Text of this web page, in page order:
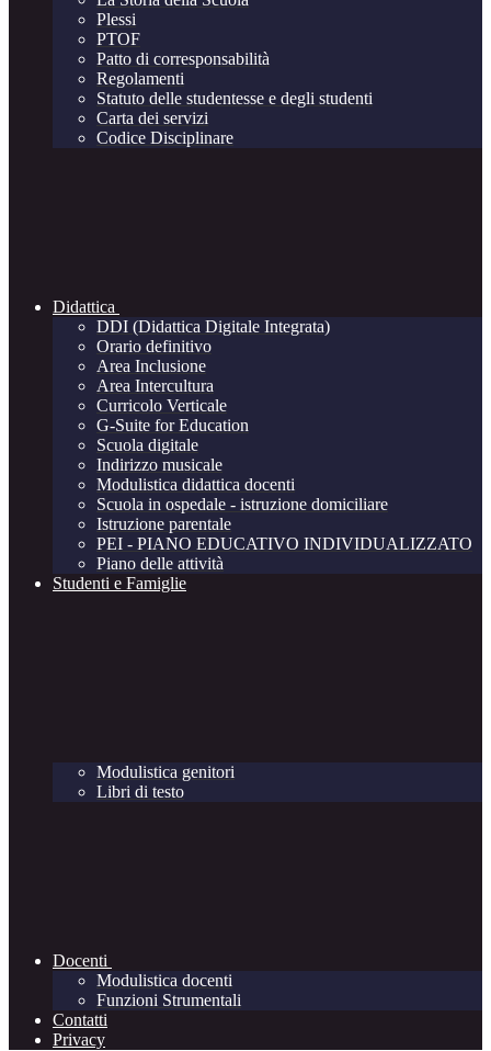
Plessi
PTOF
Patto di corresponsabilità
Regolamenti
Statuto delle studentesse e degli studenti
Carta dei servizi
Codice Disciplinare
Didattica
DDI (Didattica Digitale Integrata)
Orario definitivo
Area Inclusione
Area Intercultura
Curricolo Verticale
G-Suite for Education
Scuola digitale
Indirizzo musicale
Modulistica didattica docenti
Scuola in ospedale - istruzione domiciliare
Istruzione parentale
PEI - PIANO EDUCATIVO INDIVIDUALIZZATO
Piano delle attività
Studenti e Famiglie
Modulistica genitori
Libri di testo
Docenti
Modulistica docenti
Funzioni Strumentali
Contatti
Privacy